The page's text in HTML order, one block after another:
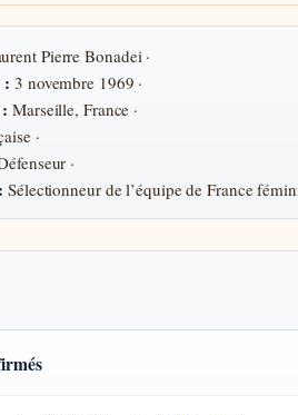
Pierre Bonadei ·
: 3 novembre 1969 ·
Marseille, France ·
·
·
Sélectionneur de l’équipe de France